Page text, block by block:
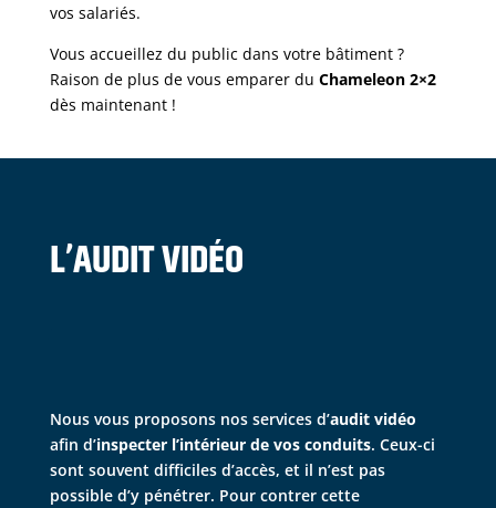
vos salariés.
Vous accueillez du public dans votre bâtiment ?
Raison de plus de vous emparer du Chameleon 2×2
dès maintenant !
L’AUDIT VIDÉO
Nous vous proposons nos services d’audit vidéo
afin d’inspecter l’intérieur de vos conduits. Ceux-ci
sont souvent difficiles d’accès, et il n’est pas
possible d’y pénétrer. Pour contrer cette